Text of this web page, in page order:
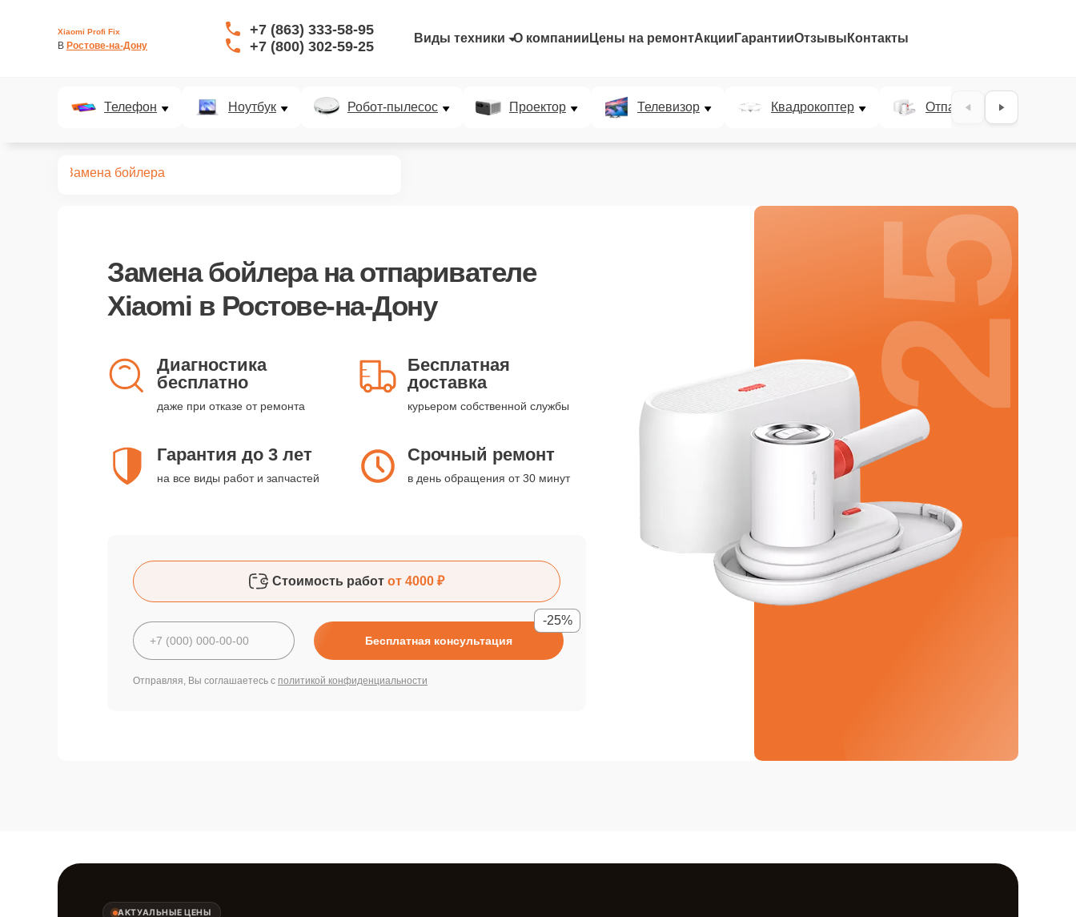
Xiaomi Profi Fix
В Ростове-на-Дону
+7 (863) 333-58-95
+7 (800) 302-59-25
Виды техники О компании Цены на ремонтАкции ГарантииОтзывы Контакты
Телефон Ноутбук Робот-пылесос Проектор Телевизор Квадрокоптер Отпариватель
Замена бойлера
Замена бойлерана отпаривателе
Xiaomi в Ростове-на-Дону
Диагностика
бесплатно
даже при отказе от ремонта
Бесплатная
доставка
курьером собственной службы
Гарантия до 3 лет
на все виды работ и запчастей
Срочный ремонт
в день обращения от 30 минут
Стоимость работ от 4000 ₽
Бесплатная консультация
-25%
Отправляя, Вы соглашаетесь с политикой конфиденциальности
25%
АКТУАЛЬНЫЕ ЦЕНЫ